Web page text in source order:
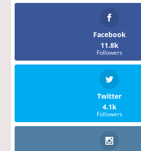
Facebook
11.8k
Followers
Twitter
4.1k
Followers